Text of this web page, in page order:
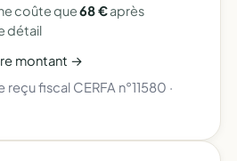
coûte que68 €après
détail
montant →
reçu fiscal CERFA n°11580 ·